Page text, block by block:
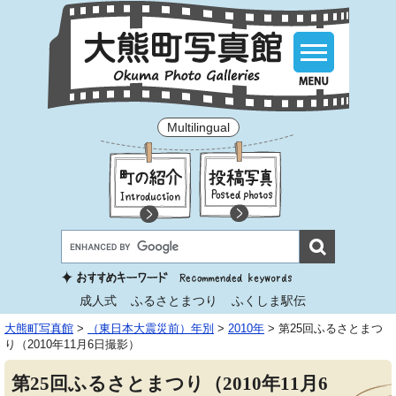
Multilingual
成人式 ふるさとまつり ふくしま駅伝
大熊町写真館 > （東日本大震災前）年別 > 2010年 > 第25回ふるさとまつ
り（2010年11月6日撮影）
第25回ふるさとまつり（2010年11月6